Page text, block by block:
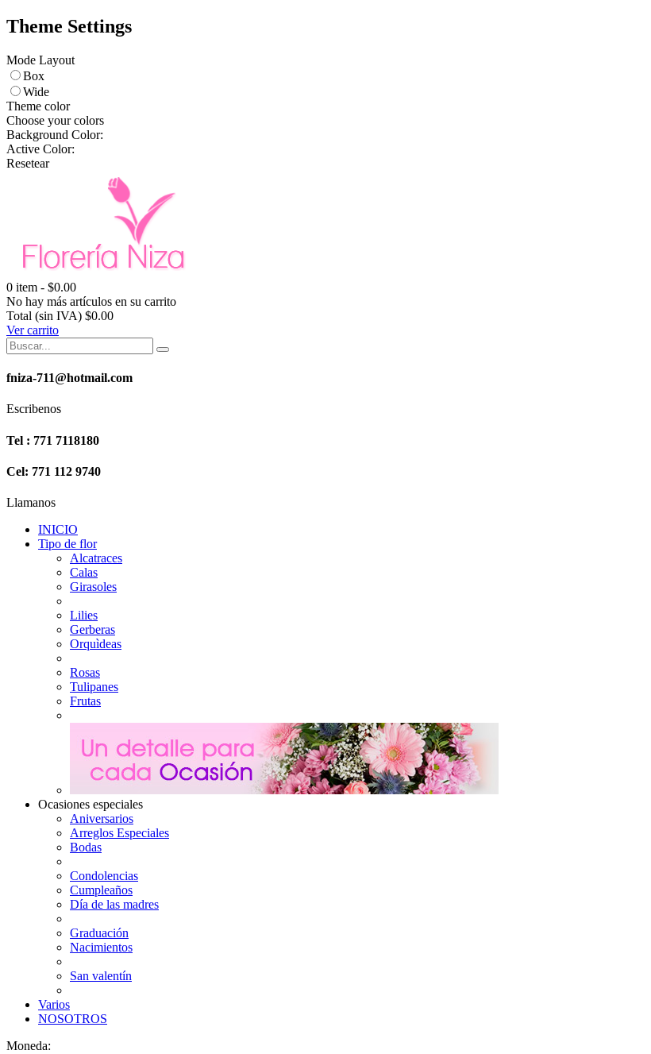
Theme Settings
Mode Layout
Box
Wide
Theme color
Choose your colors
Background Color:
Active Color:
Resetear
0 item - $0.00
No hay más artículos en su carrito
Total (sin IVA) $0.00
Ver carrito
fniza-711@hotmail.com
Escribenos
Tel : 771 7118180
Cel: 771 112 9740
Llamanos
INICIO
Tipo de flor
Alcatraces
Calas
Girasoles
Lilies
Gerberas
Orquìdeas
Rosas
Tulipanes
Frutas
Ocasiones especiales
Aniversarios
Arreglos Especiales
Bodas
Condolencias
Cumpleaños
Día de las madres
Graduación
Nacimientos
San valentín
Varios
NOSOTROS
Moneda: